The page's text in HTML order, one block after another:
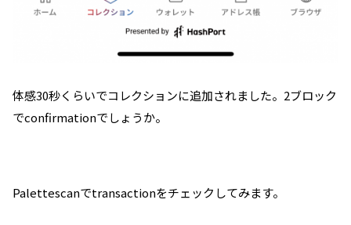
体感30秒くらいでコレクションに追加されました。2ブロック
でconfirmationでしょうか。
Palettescanでtransactionをチェックしてみます。